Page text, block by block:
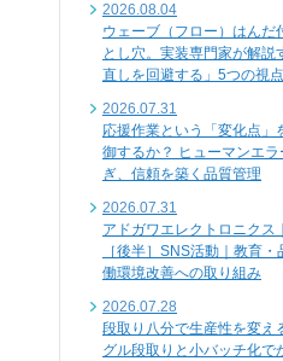
2026.08.04
ウェーブ（フロー）はんだ
とし穴。実装専門家が解説
直しを回避する」5つの視点
2026.07.31
応援作業という「変化点」
御するか？ ヒューマンエラ
ぎ、信頼を築く品質管理
2026.07.31
アドガワエレクトロニクス
［後半］SNS活動｜教育・
働環境改善への取り組み
2026.07.28
段取り八分で生産性を変え
グル段取りと小バッチ化で